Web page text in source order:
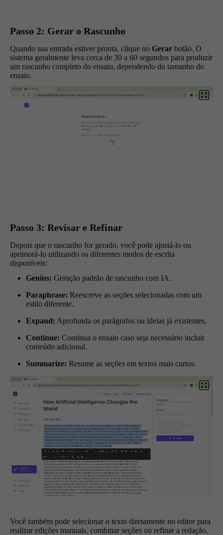
Passo 2: Gerar o Rascunho
Quando sua entrada estiver pronta, clique no Gerar botão. O
sistema geralmente leva cerca de 30 a 60 segundos para produzir
um rascunho completo do ensaio, dependendo do tamanho do
ensaio.
Passo 3: Revisar e Refinar
Depois que o rascunho for gerado, você pode ajustá-lo ou
aprimorá-lo utilizando os diferentes modos de escrita
disponíveis:
Genius: Geração padrão de rascunho com IA.
Paraphrase: Reescreve as seções selecionadas com um
estilo diferente.
Expand: Aprofunda os parágrafos ou ideias já existentes.
Continue: Continua o ensaio caso seja necessário incluir
conteúdo adicional.
Summarize: Resume as seções em textos mais curtos.
Você também pode selecionar o texto diretamente no editor para
realizar edições manuais, combinar seções ou refinar a redação.